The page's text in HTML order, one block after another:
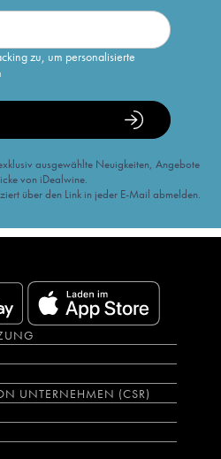
zu, um personalisierte
ausgewählte Neuigkeiten, Angebote
von iDealwine.
über den Link in jeder E-Mail abmelden.
UNTERNEHMEN (CSR)